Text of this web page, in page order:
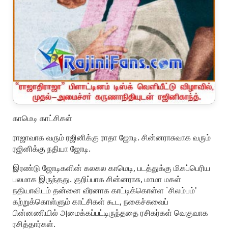
காமெடி காட்சிகள்
ராஜாவாக வரும் ரஜினிக்கு ராதா ஜோடி. சின்னராசுவாக வரும்
ரஜினிக்கு நதியா ஜோடி.
இரண்டு ஜோடிகளின் கலகல காமெடி, படத்துக்கு மிகப்பெரிய
பலமாக இருந்தது. குறிப்பாக சின்னராசு, மாமா மகள்
நதியாவிடம் தன்னை வீரனாக காட்டிக்கொள்ள `சிலம்பம்'
கற்றுக்கொள்ளும் காட்சிகள் கூட, நகைச்சுவைப்
பின்னணியில் அமைக்கப்பட்டிருந்ததை ரசிகர்கள் வெகுவாக
ரசித்தார்கள்.